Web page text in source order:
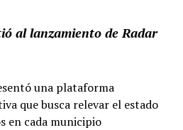
al lanzamiento de Radar
una plataforma
que busca relevar el estado
en cada municipio